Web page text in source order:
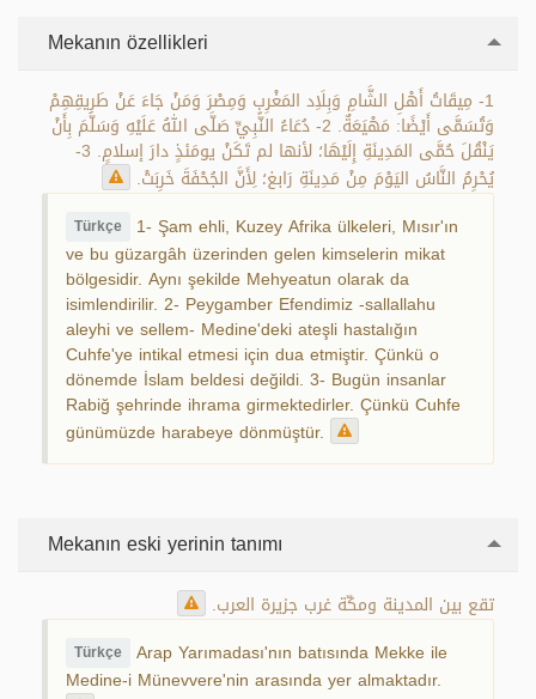
Mekanın özellikleri
1- مِيقَاتُ أَهْلِ الشَّامِ وَبِلَاِد المَغْرِبِ وَمِصْرَ وَمَنْ جَاءَ عَنْ طَرِيقِهِمْ
وَتُسَمَّى أَيْضًا: مَهْيَعَةٌ. 2- دُعَاءُ النَّبِيِّ صَلَّى اللهُ عَلَيْهِ وَسَلَّمَ بِأَنْ
يَنْقُلَ حُمَّى المَدِينَةِ إِلَيْهَا؛ لأنها لم تَكَنْ يومَئذٍ دارَ إسلامٍ. 3-
يُحْرِمُ النَّاسُ اليَوْمَ مِنْ مَدِينَةِ رَابغ؛ لِأَنَّ الجُحْفَةَ خَرِبَتْ.
Türkçe 1- Şam ehli, Kuzey Afrika ülkeleri, Mısır'ın
ve bu güzargâh üzerinden gelen kimselerin mikat
bölgesidir. Aynı şekilde Mehyeatun olarak da
isimlendirilir. 2- Peygamber Efendimiz -sallallahu
aleyhi ve sellem- Medine'deki ateşli hastalığın
Cuhfe'ye intikal etmesi için dua etmiştir. Çünkü o
dönemde İslam beldesi değildi. 3- Bugün insanlar
Rabiğ şehrinde ihrama girmektedirler. Çünkü Cuhfe
günümüzde harabeye dönmüştür.
Mekanın eski yerinin tanımı
تقع بين المدينة ومكّة غرب جزيرة العرب.
Türkçe Arap Yarımadası'nın batısında Mekke ile
Medine-i Münevvere'nin arasında yer almaktadır.